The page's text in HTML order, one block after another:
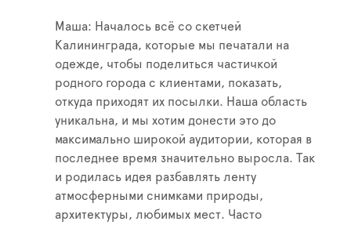
Маша: Началось всё со скетчей
Калининграда, которые мы печатали на
одежде, чтобы поделиться частичкой
родного города с клиентами, показать,
откуда приходят их посылки. Наша область
уникальна, и мы хотим донести это до
максимально широкой аудитории, которая в
последнее время значительно выросла. Так
и родилась идея разбавлять ленту
атмосферными снимками природы,
архитектуры, любимых мест. Часто